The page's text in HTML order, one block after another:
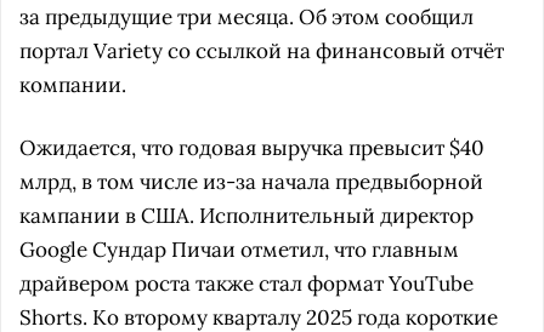
за предыдущие три месяца. Об этом сообщил
портал Variety со ссылкой на финансовый отчёт
компании.
Ожидается, что годовая выручка превысит $40
млрд, в том числе из-за начала предвыборной
кампании в США. Исполнительный директор
Google Сундар Пичаи отметил, что главным
драйвером роста также стал формат YouTube
Shorts. Ко второму кварталу 2025 года короткие